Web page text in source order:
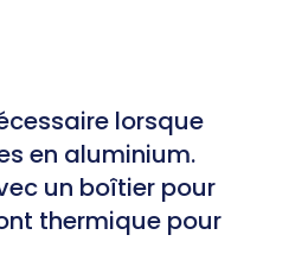
lorsque
en aluminium.
un boîtier pour
thermique pour